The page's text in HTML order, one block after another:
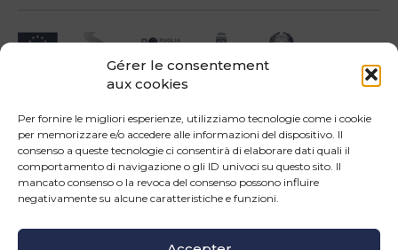
Gérer le consentement
aux cookies
Per fornire le migliori esperienze, utilizziamo tecnologie come i cookie
per memorizzare e/o accedere alle informazioni del dispositivo. Il
consenso a queste tecnologie ci consentirà di elaborare dati quali il
comportamento di navigazione o gli ID univoci su questo sito. Il
mancato consenso o la revoca del consenso possono influire
negativamente su alcune caratteristiche e funzioni.
Impresa beneficiari ai sensi dell'Avviso INNOPROCESS - interventi di supporto a
Operazione confinanziata dall'Unione Europea - POR Puglia 2014-2020 - Fondo